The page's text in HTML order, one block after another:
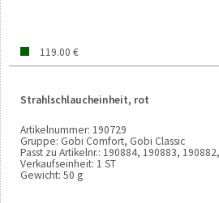
119.00 €
Strahlschlaucheinheit, rot
Artikelnummer: 190729
Gruppe: Gobi Comfort, Gobi Classic
Passt zu Artikelnr.: 190884, 190883,
Verkaufseinheit: 1 ST
Gewicht: 50 g